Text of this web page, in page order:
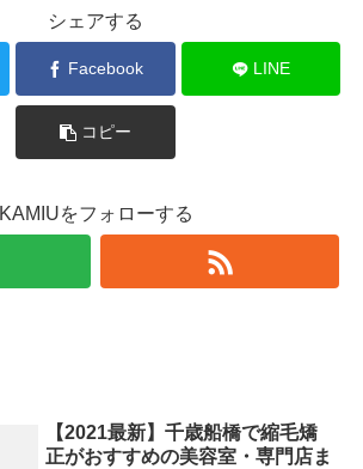
シェアする
Facebook LINE
コピー
KAMIUをフォローする
【2021最新】千歳船橋で縮毛矯
正がおすすめの美容室・専門店ま